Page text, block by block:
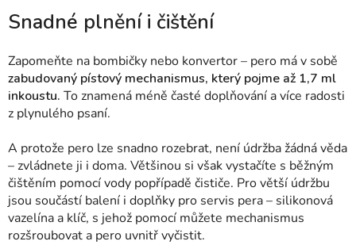
Snadné plnění i čištění
Zapomeňte na bombičky nebo konvertor – pero má v sobě
zabudovaný pístový mechanismus, který pojme až 1,7 ml
inkoustu. To znamená méně časté doplňování a více radosti
z plynulého psaní.
A protože pero lze snadno rozebrat, není údržba žádná věda
– zvládnete ji i doma. Většinou si však vystačíte s běžným
čištěním pomocí vody popřípadě čističe. Pro větší údržbu
jsou součástí balení i doplňky pro servis pera – silikonová
vazelína a klíč, s jehož pomocí můžete mechanismus
rozšroubovat a pero uvnitř vyčistit.